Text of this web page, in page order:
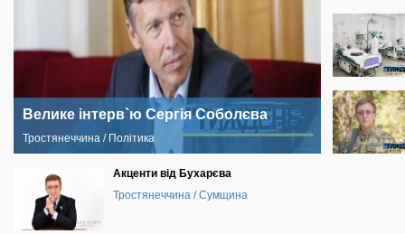
Велике інтерв`ю Сергія Соболєва
Тростянеччина / Політика
Акценти від Бухарєва
Тростянеччина / Сумщина